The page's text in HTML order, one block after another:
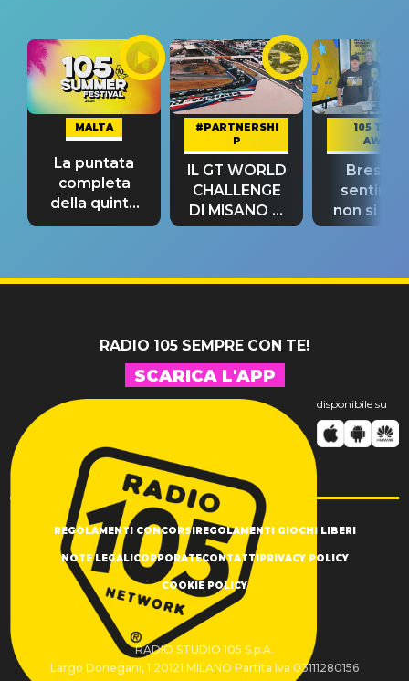
MALTA
La puntata
completa
della quinta
tappa
#PARTNERSHI
P
IL GT WORLD
CHALLENGE
DI MISANO si
riconferma
105 TAKE
AWAY
Bresh:
non si
fino alla
RADIO 105 SEMPRE CON TE!
SCARICA L'APP
disponibile su
REGOLAMENTI CONCORSI REGOLAMENTI GIOCHI LIBERI
NOTE LEGALI CORPORATECONTATTI PRIVACY POLICY
COOKIE POLICY
RADIO STUDIO 105 S.p.A.
Largo Donegani, 1 20121 MILANO Partita Iva 03111280156